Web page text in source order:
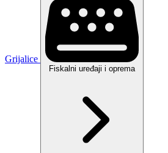
Grijalice
Fiskalni uređaji i oprema